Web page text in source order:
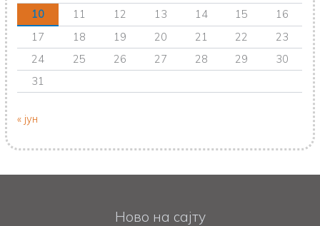
10
11 12 13 14 15
16
17
18 19 20 21 22
23
24
25 26 27 28 29
30
31
« јун
Ново на сајту